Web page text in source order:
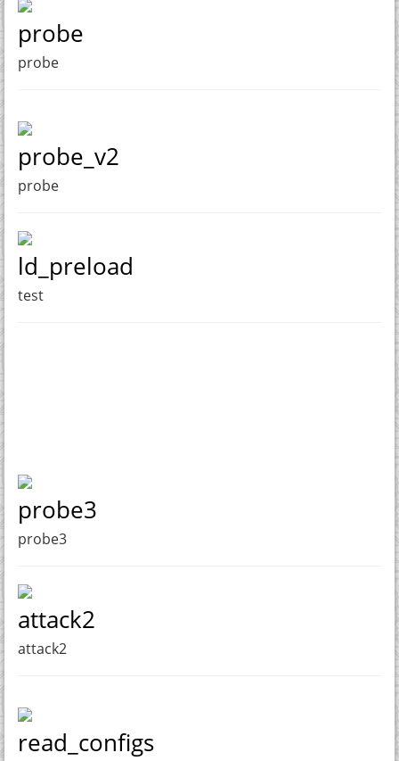
probe
probe
probe_v2
probe
ld_preload
test
probe3
probe3
attack2
attack2
read_configs